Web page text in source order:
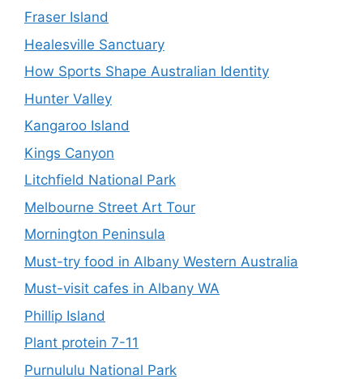
Fraser Island
Healesville Sanctuary
How Sports Shape Australian Identity
Hunter Valley
Kangaroo Island
Kings Canyon
Litchfield National Park
Melbourne Street Art Tour
Mornington Peninsula
Must-try food in Albany Western Australia
Must-visit cafes in Albany WA
Phillip Island
Plant protein 7-11
Purnululu National Park